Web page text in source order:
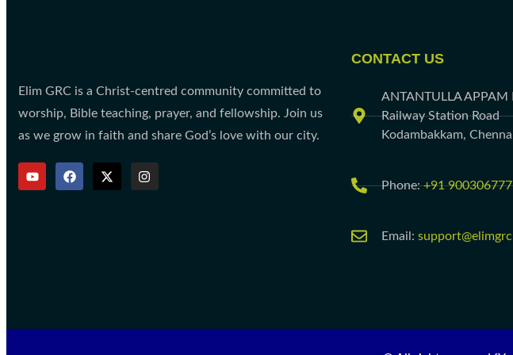
Elim GRC is a Christ-centred community committed to
worship, Bible teaching, prayer, and fellowship. Join us
as we grow in faith and share God’s love with our city.
CONTACT US
ANTANTULLA APPAM
Railway Station Road
Kodambakkam,
Phone:+91
Email: